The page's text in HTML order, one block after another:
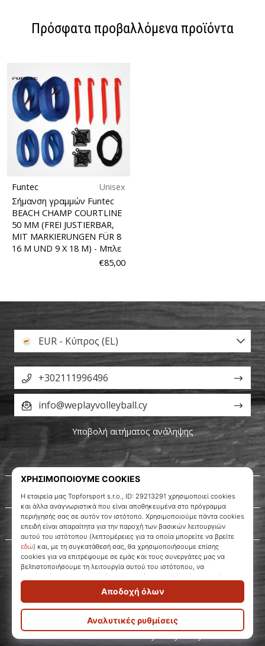
Πρόσφατα προβαλλόμενα προϊόντα
Funtec
Unisex
Σήμανση γραμμών Funtec
BEACH CHAMP COURTLINE
50 MM (FREI JUSTIERBAR,
MIT MARKIERUNGEN FÜR 8
16 M UND 9 X 18 M) - Μπλε
€85,00
WePlayVolleyball.cy
Σχετικά μ' εμάς
Εξυπηρέτηση πελατών
EUR - Κύπρος (EL)
+302111996496
info@weplayvolleyball.cy
Υποβολή αιτήματος ανάληψης
© 2010 – 2026 WePlayVolleyball.cy